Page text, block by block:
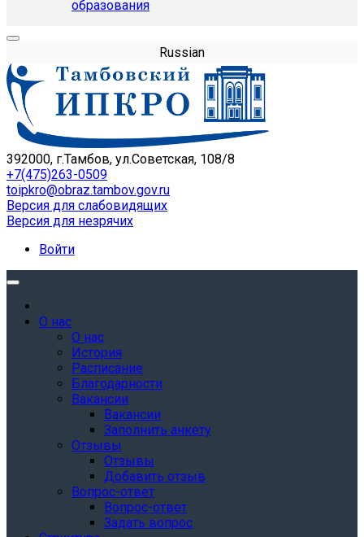
образования
Russian
392000, г.Тамбов, ул.Советская, 108/8
+7(475)263-0509
toipkro@obraz.tambov.gov.ru
Версия для слабовидящих
Версия для незрячих
Войти
О нас
О нас
История
Расписание
Благодарности
Вакансии
Вакансии
Заполнить анкету
Отзывы
Отзывы
Добавить отзыв
Вопрос-ответ
Вопрос-ответ
Задать вопрос